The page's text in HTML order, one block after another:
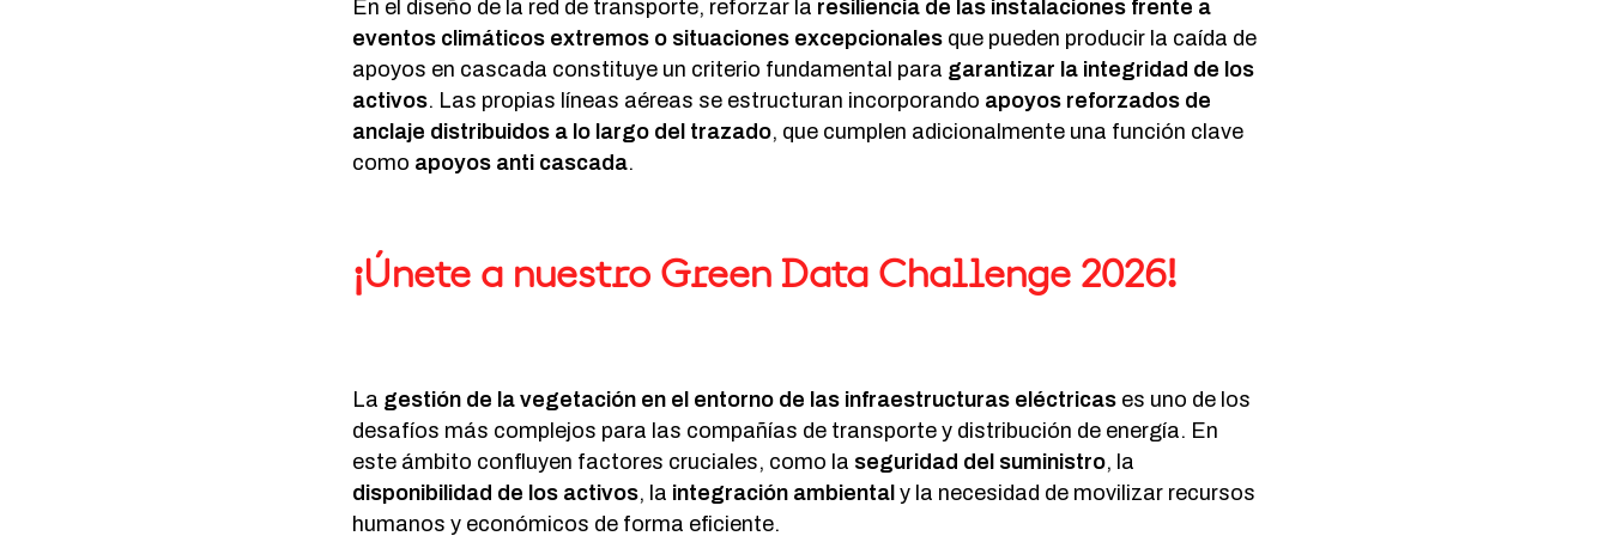
En el diseño de la red de transporte, reforzar la resiliencia de las instalaciones frente a
eventos climáticos extremos o situaciones excepcionales que pueden producir la caída de
apoyos en cascada constituye un criterio fundamental para garantizar la integridad de los
activos. Las propias líneas aéreas se estructuran incorporando apoyos reforzados de
anclaje distribuidos a lo largo del trazado, que cumplen adicionalmente una función clave
como apoyos anti cascada.
¡Únete a nuestro Green Data Challenge 2026!
La gestión de la vegetación en el entorno de las infraestructuras eléctricas es uno de los
desafíos más complejos para las compañías de transporte y distribución de energía. En
este ámbito confluyen factores cruciales, como la seguridad del suministro, la
disponibilidad de los activos, la integración ambiental y la necesidad de movilizar recursos
humanos y económicos de forma eficiente.